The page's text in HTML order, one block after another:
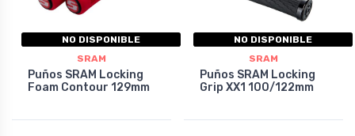
NO DISPONIBLE
SRAM
Puños SRAM Locking
Foam Contour 129mm
NO DISPONIBLE
SRAM
Puños SRAM Locking
Grip XX1 100/122mm